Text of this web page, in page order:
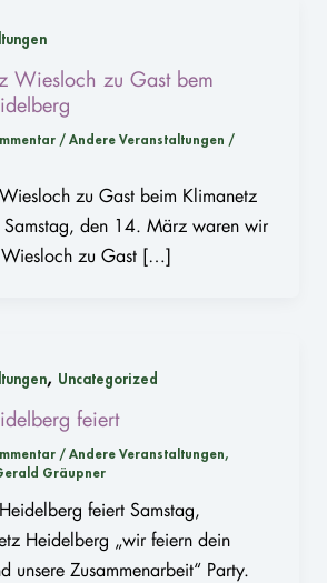
Wiesloch zu Gast bem
/ Andere Veranstaltungen /
zu Gast beim Klimanetz
den 14. März waren wir
zu Gast […]
, Uncategorized
feiert
/ Andere Veranstaltungen,
Gräupner
feiert Samstag,
Heidelberg „wir feiern dein
unsere Zusammenarbeit“ Party.